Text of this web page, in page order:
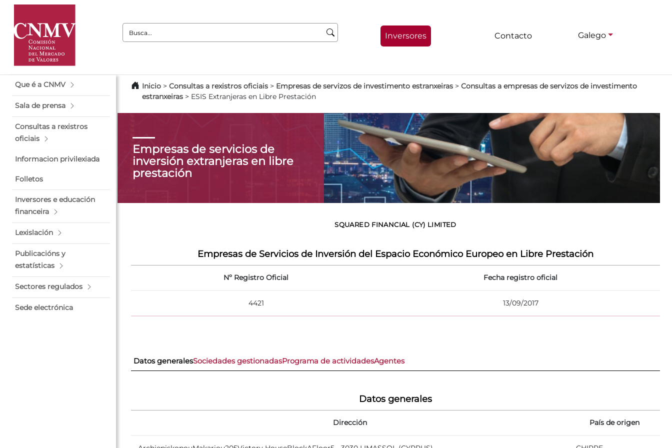
Busca:
Inversores Contacto Galego
Que é a CNMV
Sala de prensa
Consultas a rexistros
oficiais
Informacion privilexiada
Folletos
Inversores e educación
financeira
Lexislación
Publicacións y
estatísticas
Sectores regulados
Sede electrónica
Inicio > Consultas a rexistros oficiais > Empresas de servizos de investimento estranxeiras > Consultas a empresas de servizos de investimento
estranxeiras > ESIS Extranjeras en Libre Prestación
Empresas de servicios de
inversión extranjeras en libre
prestación
SQUARED FINANCIAL (CY) LIMITED
Empresas de Servicios de Inversión del Espacio Económico Europeo en Libre Prestación
Nº Registro Oficial Fecha registro oficial
4421 13/09/2017
Datos generalesSociedades gestionadasPrograma de actividadesAgentes
Datos generales
Dirección País de origen